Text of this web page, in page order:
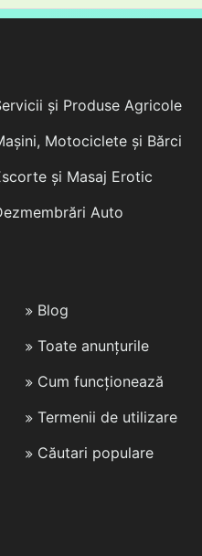
și Produse Agricole
Motociclete și Bărci
și Masaj Erotic
Auto
Blog
Toate anunțurile
Cum funcționează
Termenii de utilizare
Căutari populare